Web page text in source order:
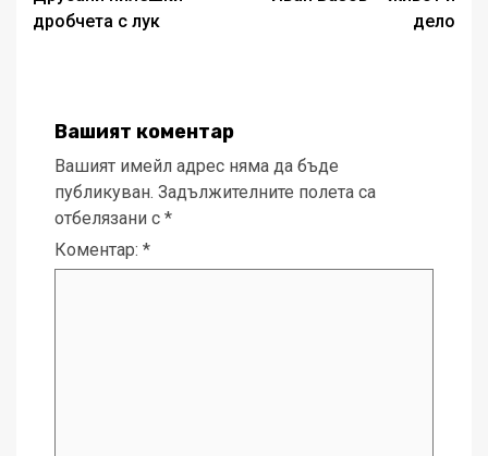
navigation
дробчета с лук
дело
Вашият коментар
Вашият имейл адрес няма да бъде
публикуван. Задължителните полета са
отбелязани с *
Коментар: *